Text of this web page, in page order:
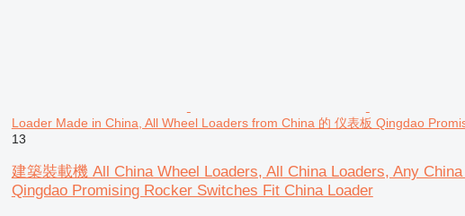
Loader Made in China, All Wheel Loaders from China 的 仪表板 Qingdao
13
建築裝載機 All China Wheel Loaders, All China Loaders, Any
Qingdao Promising Rocker Switches Fit China Loader